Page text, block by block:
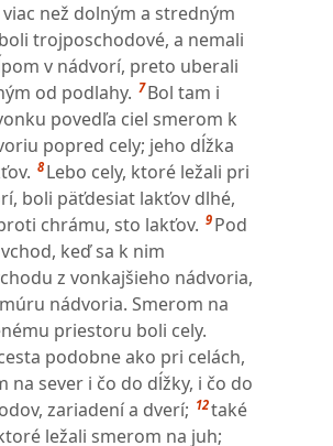
než dolným a stredným
trojposchodové, a nemali
v nádvorí, preto uberali
od podlahy. 7 Bol tam i
povedľa ciel smerom k
popred cely; jeho dĺžka
8 Lebo cely, ktoré ležali pri
boli päťdesiat lakťov dlhé,
chrámu, sto lakťov. 9 Pod
keď sa k nim
z vonkajšieho nádvoria,
nádvoria. Smerom na
priestoru boli cely.
podobne ako pri celách,
na sever i čo do dĺžky, i čo do
zariadení a dverí; 12také
ležali smerom na juh;